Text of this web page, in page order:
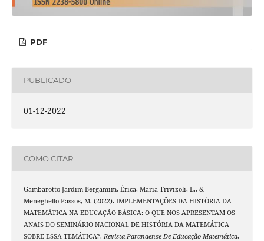
PDF
PUBLICADO
01-12-2022
COMO CITAR
Gambarotto Jardim Bergamim, Érica, Maria Trivizoli, L., &
Meneghello Passos, M. (2022). IMPLEMENTAÇÕES DA HISTÓRIA DA
MATEMÁTICA NA EDUCAÇÃO BÁSICA: O QUE NOS APRESENTAM OS
ANAIS DO SEMINÁRIO NACIONAL DE HISTÓRIA DA MATEMÁTICA
SOBRE ESSA TEMÁTICA?. Revista Paranaense De Educação Matemática,